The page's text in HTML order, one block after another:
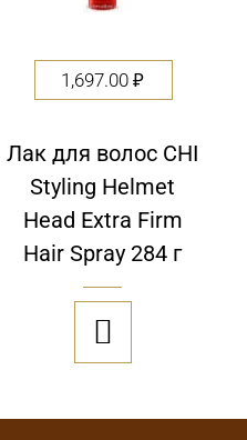
1,697.00 ₽
Лак для волос CHI
Styling Helmet
Head Extra Firm
Hair Spray 284 г
